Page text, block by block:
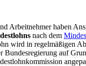
Arbeitnehmer haben
nach dem
wird in regelmäßigen
Bundesregierung auf